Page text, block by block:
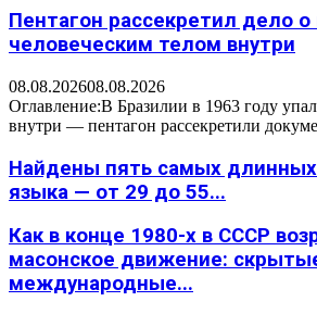
Пентагон рассекретил дело
человеческим телом внутри
08.08.202608.08.2026
Оглавление:В Бразилии в 1963 году
внутри — пентагон рассекретили
Найдены пять самых длинных
языка — от 29 до 55...
Как в конце 1980-х в СССР
масонское движение:
международные...